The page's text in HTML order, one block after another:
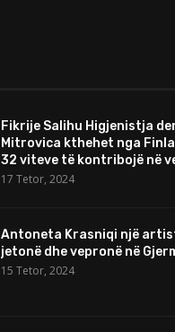
Fikrije Salihu Higjenistja
Mitrovica kthehet nga
32 viteve të kontribojë në
17 Tetor, 2024
Antoneta Krasniqi një
jetonë dhe vepronë në
15 Tetor, 2024